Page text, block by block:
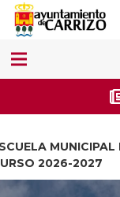
MUNICIPAL
2026-2027